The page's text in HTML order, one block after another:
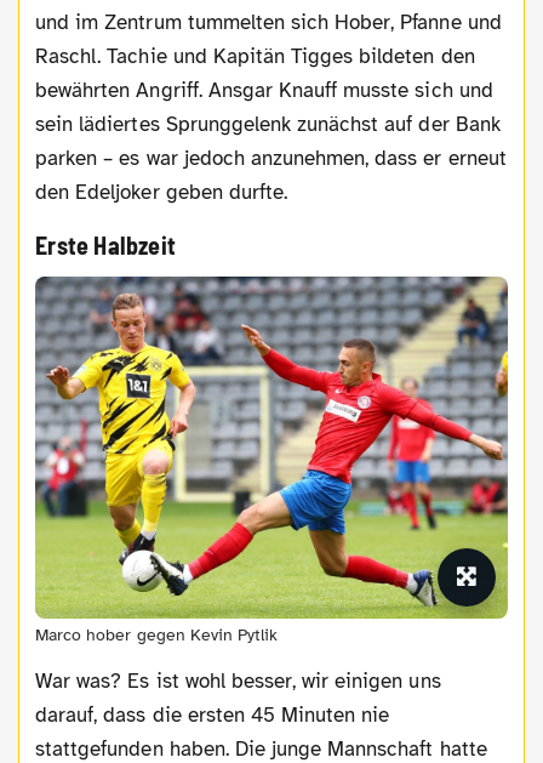
und im Zentrum tummelten sich Hober, Pfanne und
Raschl. Tachie und Kapitän Tigges bildeten den
bewährten Angriff. Ansgar Knauff musste sich und
sein lädiertes Sprunggelenk zunächst auf der Bank
parken – es war jedoch anzunehmen, dass er erneut
den Edeljoker geben durfte.
Erste Halbzeit
Marco hober gegen Kevin Pytlik
War was? Es ist wohl besser, wir einigen uns
darauf, dass die ersten 45 Minuten nie
stattgefunden haben. Die junge Mannschaft hatte